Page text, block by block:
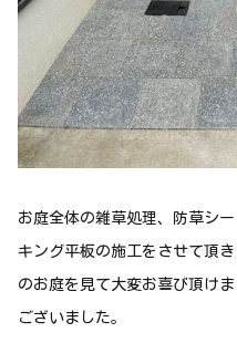
お庭全体の雑草処理、防草シ
キング平板の施工をさせて頂
のお庭を見て大変お喜び頂け
ございました。